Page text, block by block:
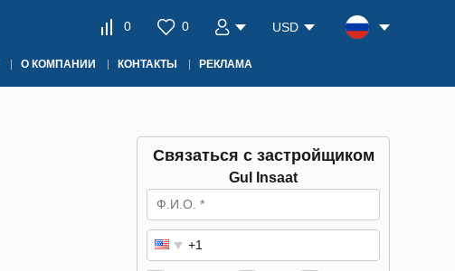
0 0 USD
О КОМПАНИИ КОНТАКТЫ РЕКЛАМА
Связаться с застройщиком
Gul Insaat